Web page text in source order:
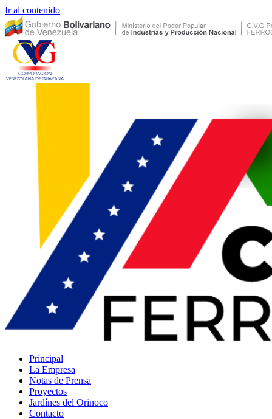
Ir al contenido
Principal
La Empresa
Notas de Prensa
Proyectos
Jardínes del Orinoco
Contacto